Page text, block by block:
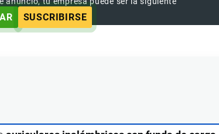
SUSCRIBIRSE